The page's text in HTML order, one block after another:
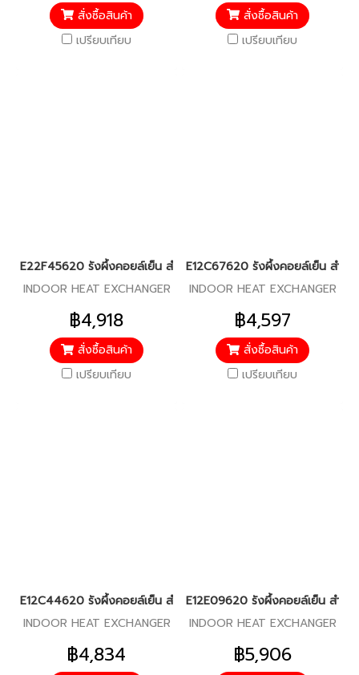
สั่งซื้อสินค้า
เปรียบเทียบ
สั่งซื้อสินค้า
เปรียบเทียบ
E22F45620 รังผึ้งคอยล์เย็น สำหรับแอร์มิตซู รุ่น MS-SGF09,MS-
INDOOR HEAT EXCHANGER
฿4,918
สั่งซื้อสินค้า
เปรียบเทียบ
E12C67620 รังผึ้งคอยล์เย็น สำห
INDOOR HEAT EXCHANGER
฿4,597
สั่งซื้อสินค้า
เปรียบเทียบ
E12C44620 รังผึ้งคอยล์เย็น สำหรับแอร์มิตซู รุ่น MS-SFD09
INDOOR HEAT EXCHANGER
฿4,834
E12E09620 รังผึ้งคอยล์เย็น สำหรั
INDOOR HEAT EXCHANGER
฿5,906